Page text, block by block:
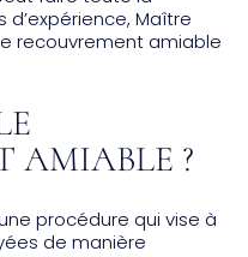
d’expérience, Maître
recouvrement amiable
AMIABLE ?
procédure qui vise à
de manière